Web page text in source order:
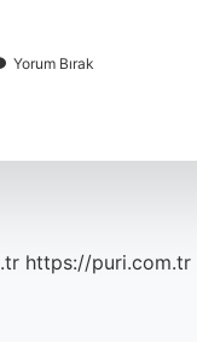
Yorum Bırak
https://puri.com.tr